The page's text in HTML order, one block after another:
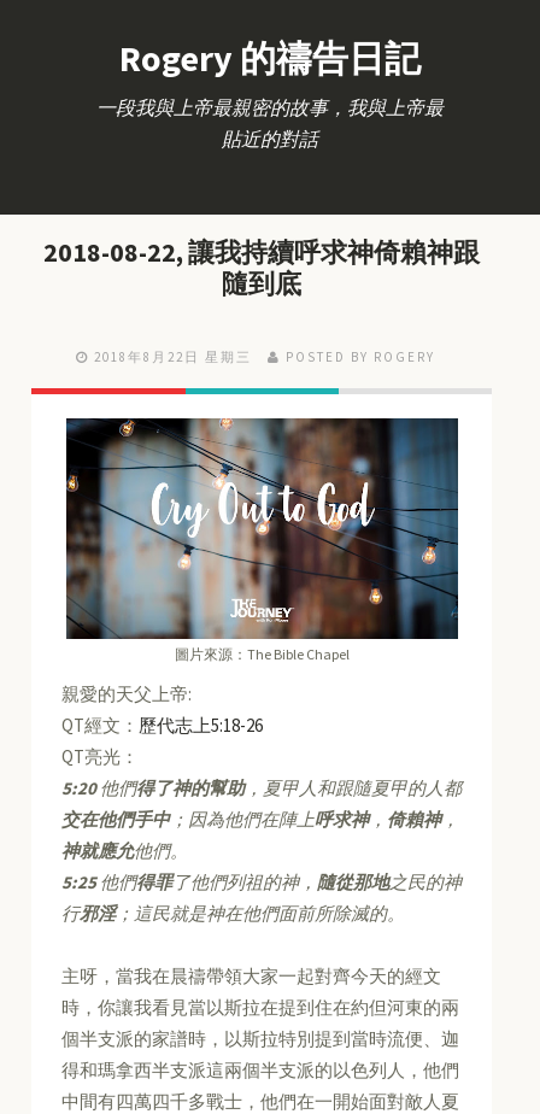
Rogery 的禱告日記
一段我與上帝最親密的故事，我與上帝最
貼近的對話
2018-08-22, 讓我持續呼求神倚賴神跟
隨到底
2018年8月22日 星期三 POSTED BY ROGERY
圖片來源：The Bible Chapel
親愛的天父上帝:
QT經文： 歷代志上5:18-26
QT亮光：
5:20他們得了神的幫助，夏甲人和跟隨夏甲的人都
交在他們手中；因為他們在陣上呼求神， 倚賴神，
神就應允他們。
5:25他們得罪了他們列祖的神，隨從那地之民的神
行邪淫；這民就是神在他們面前所除滅的。
主呀，當我在晨禱帶領大家一起對齊今天的經文
時，你讓我看見當以斯拉在提到住在約但河東的兩
個半支派的家譜時，以斯拉特別提到當時流便、迦
得和瑪拿西半支派這兩個半支派的以色列人，他們
中間有四萬四千多戰士，他們在一開始面對敵人夏